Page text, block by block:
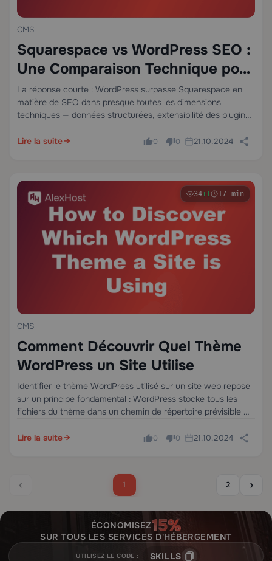
CMS
Squarespace vs WordPress SEO :
Une Comparaison Technique pour
2025
La réponse courte : WordPress surpasse Squarespace en
matière de SEO dans presque toutes les dimensions
techniques — données structurées, extensibilité des plugins,
l'exploration. Squarespace est une plateforme compétente
Lire la suite 0 0 21.10.2024
34+1 17 min
CMS
Comment Découvrir Quel Thème
WordPress un Site Utilise
Identifier le thème WordPress utilisé sur un site web repose
sur un principe fondamental : WordPress stocke tous les
fichiers du thème dans un chemin de répertoire prévisible —
apparaît dans le HTML rendu, les…
Lire la suite 0 0 21.10.2024
‹ 1 2 ›
ÉCONOMISEZ
SUR TOUS LES SERVICES D'HÉBERGEMENT
UTILISEZ LE CODE : SKILLS